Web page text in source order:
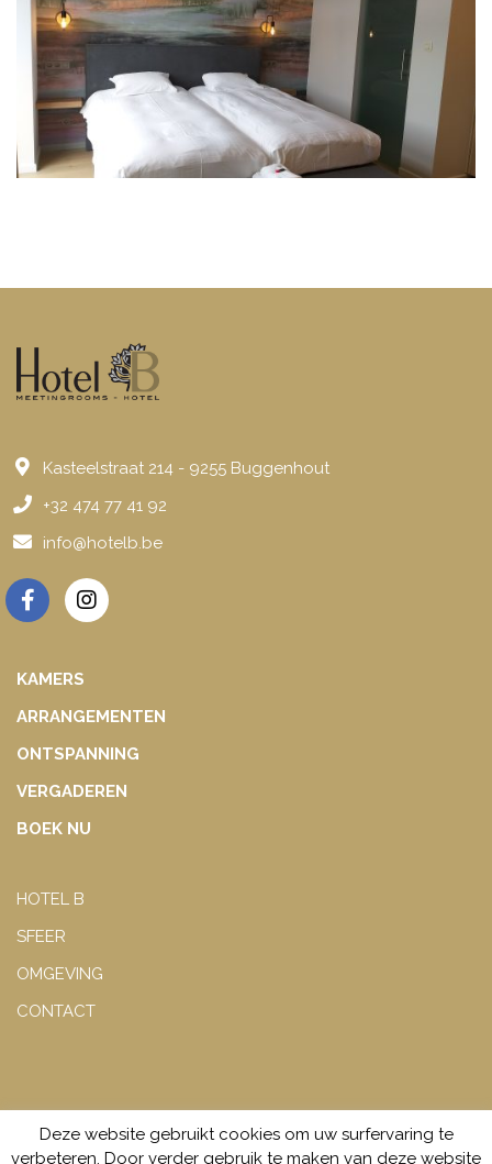
Kasteelstraat 214 - 9255 Buggenhout
+32 474 77 41 92
info@hotelb.be
KAMERS
ARRANGEMENTEN
ONTSPANNING
VERGADEREN
BOEK NU
HOTEL B
SFEER
OMGEVING
CONTACT
©2026Hotel B
Deze website gebruikt cookies om uw surfervaring te
verbeteren. Door verder gebruik te maken van deze website